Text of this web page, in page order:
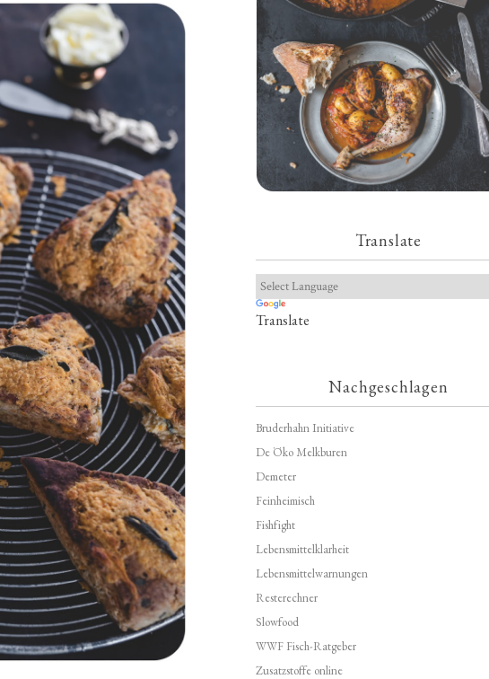
Geschmorte Hähnchenschenkel auf
Paprikakraut und kleinen Kartoffeln
Translate
Translate
Nachgeschlagen
Bruderhahn Initiative
De Öko Melkburen
Demeter
Feinheimisch
Fishfight
Lebensmittelklarheit
Lebensmittelwarnungen
Resterechner
Slowfood
WWF Fisch-Ratgeber
Zusatzstoffe online